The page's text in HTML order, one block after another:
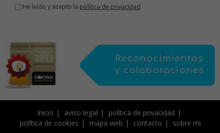
He leído y acepto la política de privacidad
Inicio aviso legal
política de privacidad
política de cookies
mapa web contacto sobre mi